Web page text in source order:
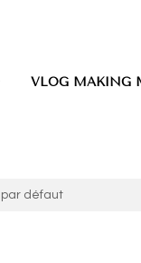
VLOG MAKING